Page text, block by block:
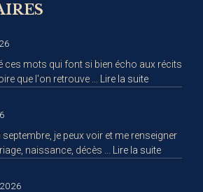
ces mots qui font si bien écho aux récits
que l'on retrouve ...
Lire la suite
je peux voir et me renseigner
naissance, décès ...
Lire la suite